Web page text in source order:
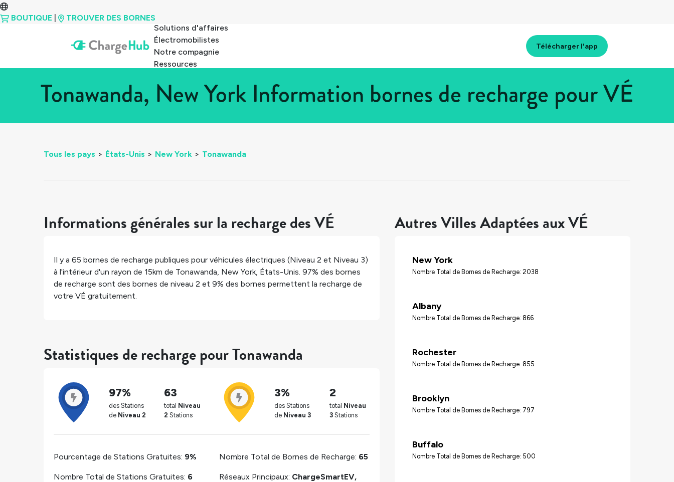
BOUTIQUE
TROUVER DES BORNES
Solutions d'affaires
Électromobilistes
Notre compagnie
Ressources
Télécharger l'app
Tonawanda, New York Information bornes de recharge pour VÉ
Tous les pays > États-Unis > New York > Tonawanda
Informations générales sur la recharge des VÉ
Il y a 65 bornes de recharge publiques pour véhicules électriques (Niveau 2 et Niveau 3)
à l'intérieur d'un rayon de 15km de Tonawanda, New York, États-Unis. 97% des bornes
de recharge sont des bornes de niveau 2 et 9% des bornes permettent la recharge de
votre VÉ gratuitement.
Statistiques de recharge pour Tonawanda
97%
des Stations
de Niveau 2
63
total Niveau
2 Stations
3%
des Stations
de Niveau 3
2
total Niveau
3 Stations
Pourcentage de Stations Gratuites: 9%
Nombre Total de Stations Gratuites: 6
Nombre Total de Bornes de Recharge: 65
Réseaux Principaux: ChargeSmartEV,
Autres Villes Adaptées aux VÉ
New York
Nombre Total de Bornes de Recharge: 2038
Albany
Nombre Total de Bornes de Recharge: 866
Rochester
Nombre Total de Bornes de Recharge: 855
Brooklyn
Nombre Total de Bornes de Recharge: 797
Buffalo
Nombre Total de Bornes de Recharge: 500